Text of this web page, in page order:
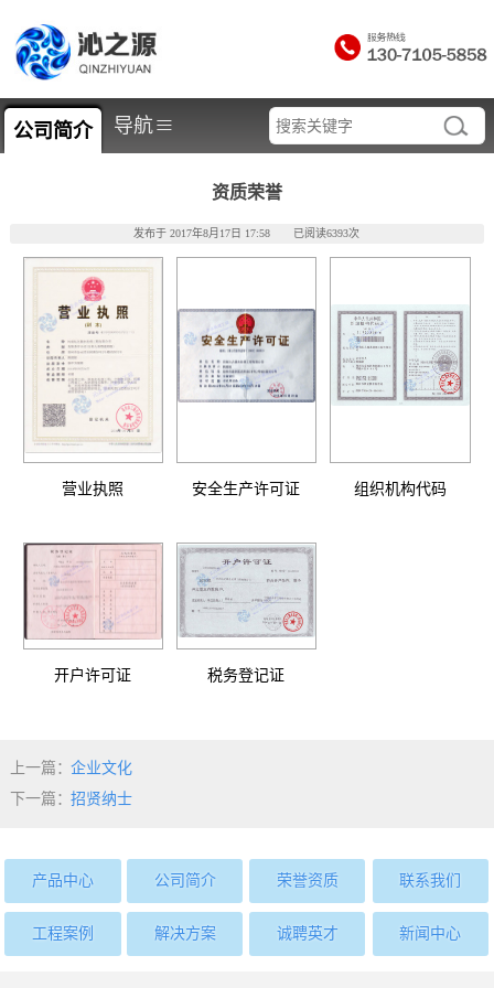
公司简介 导航≡
资质荣誉
发布于 2017年8月17日 17:58 已阅读6393次
营业执照 安全生产许可证 组织机构代码
开户许可证 税务登记证
上一篇：企业文化
下一篇：招贤纳士
产品中心 公司简介 荣誉资质 联系我们
工程案例 解决方案 诚聘英才 新闻中心